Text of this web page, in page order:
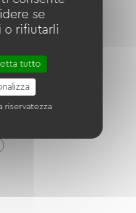
se
o rifiutarli
tutto
riservatezza